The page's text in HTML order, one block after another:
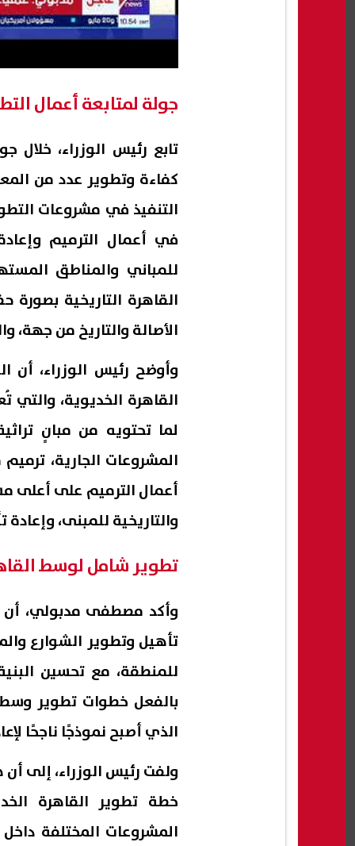
جولة لمتابعة أعمال
تابع رئيس الوزراء، خلال
كفاءة وتطوير عدد من
التنفيذ في مشروعات
في أعمال الترميم
للمباني والمناطق
القاهرة التاريخية بصورة
الأصالة والتاريخ من
وأوضح رئيس الوزراء، أن
القاهرة الخديوية،
لما تحتويه من مبانٍ
المشروعات الجارية،
أعمال الترميم على أعلى
والتاريخية للمبنى،
تطوير شامل لوسط
وأكد مصطفى مدبولي، أن
تأهيل وتطوير الشوارع
للمنطقة، مع تحسين
بالفعل خطوات تطوير وسط
الذي أصبح نموذجًا ناجحًا
ولفت رئيس الوزراء، إلى
خطة تطوير القاهرة
المشروعات المختلفة